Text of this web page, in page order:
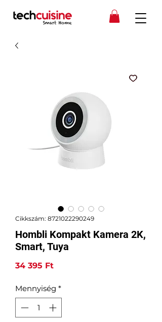
Cikkszám: 8721022290249
Hombli Kompakt Kamera 2K,
Smart, Tuya
34 395 FtÁr
Mennyiség *